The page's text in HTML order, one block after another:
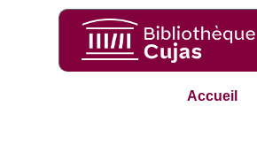
Accueil